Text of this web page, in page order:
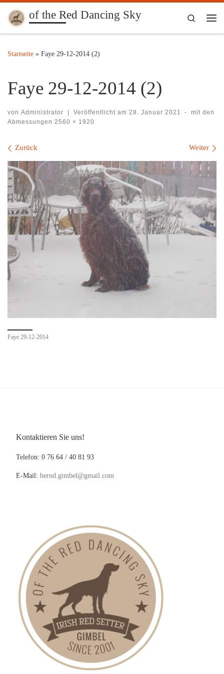
Zum Inhalt springen
of the Red Dancing Sky
Search
Startseite » Faye 29-12-2014 (2)
Faye 29-12-2014 (2)
von Administrator | Veröffentlicht am 28. Januar 2021 -
mit den
Abmessungen 2560 × 1920
Bilder Navigation
Zurück Weiter
Faye 29-12-2014
Kontaktieren Sie uns!
Telefon: 0 76 64 / 40 81 93
E-Mail: bernd.gimbel@gmail.com